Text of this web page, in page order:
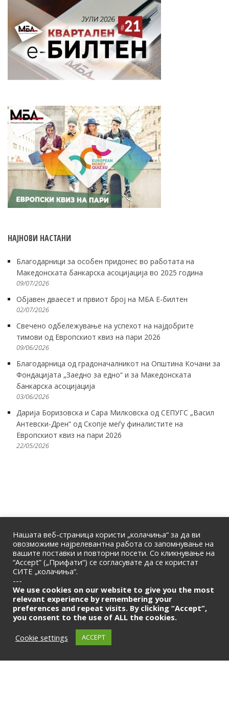
НАЈНОВИ НАСТАНИ
Благодарници за особен придонес во работата на
Македонската банкарска асоцијација во 2025 година
09/07/2026
Објавен дваесет и првиот број на МБА Е-билтен
02/07/2026
Свечено одбележување на успехот на најдобрите
тимови од Европскиот квиз на пари 2026
09/06/2026
Благодарница од градоначалникот на Општина Кочани за
Фондацијата „Заедно за едно“ и за Македонската
банкарска асоцијација
03/06/2026
Дарија Боризовска и Сара Милковска од СЕПУГС „Васил
Антевски-Дрен“ од Скопје меѓу финалистите на
Европскиот квиз на пари 2026
22/05/2026
ПОЧЕТНА
© 2026 | Македонска Банкарска Асоцијација
Само за членови
Нашата веб-страница користи „колачиња“ за да ви
овозможиме најрелевантна работа со запомнување на
вашите поставки и повторни посети. Со кликнување на
“Accept” („Прифати“) се согласувате да се користат
СИТЕ „колачиња“.
---
We use cookies on our website to give you the most
relevant experience by remembering your
preferences and repeat visits. By clicking “Accept”,
you consent to the use of ALL the cookies.
Cookie settings
ACCEPT